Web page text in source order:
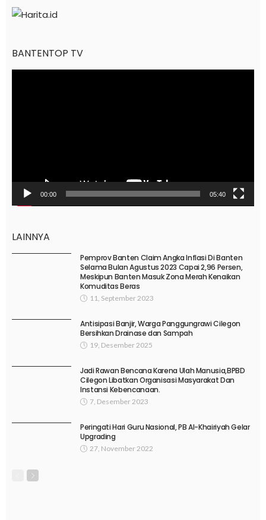
BANTENTOP TV
00:00 05:40
LAINNYA
Pemprov Banten Claim Angka Inflasi Di Banten
Selama Bulan Agustus 2023 Capai 2,96 Persen,
Meskipun Banten Masuk Zona Merah Kenaikan
Komuditas Beras
11, September 2023
Antisipasi Banjir, Warga Panggungrawi Cilegon
Bersihkan Drainase dan Sampah
19, Desember 2025
Jadi Rawan Bencana Karena Ulah Manusia,BPBD
Cilegon Libatkan Organisasi Masyarakat Dan
Instansi Kebencanaan.
7, Desember 2023
Peringati Hari Guru Nasional, PB Al-Khairiyah Gelar
Upgrading
27, November 2022